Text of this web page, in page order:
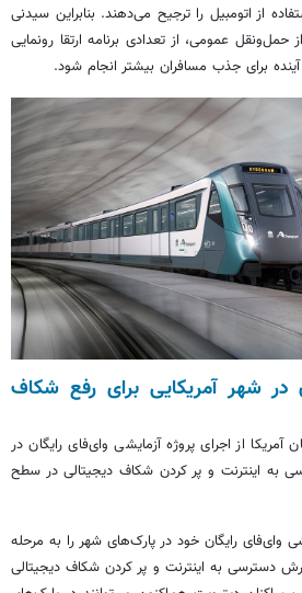
از اتومبیل را ترجیح می‌دهند. بنابراین سیدنی
حمل‌ونقل عمومی، از تعدادی برنامه ارتقا رونمایی
برای جذب مسافران بیشتر انجام شود.
در شهر آمریکایی برای رفع شکاف
از اجرای پروژه آزمایشی وای‌فای رایگان در
به اینترنت و پر کردن شکاف دیجیتالی در سطح
وای‌فای رایگان خود در پارک‌های شهر را به مرحله
دسترسی به اینترنت و پر کردن شکاف دیجیتالی